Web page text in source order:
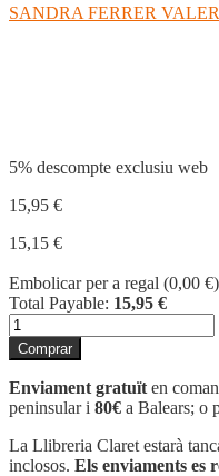
SANDRA FERRER
5% descompte exclusiu web
15,95 €
15,15 €
Embolicar per a regal (0,00 €)
Total Payable: 15,95 €
quantitat
de
BREVE
HISTORIA
DE
LA
MUJER
Comprar
Enviament gratuït en
peninsular i 80€ a Balears; o
La Llibreria Claret estarà
inclosos. Els enviaments es